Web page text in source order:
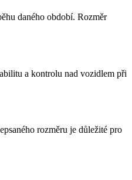
daného období. Rozměr
a kontrolu nad vozidlem při
rozměru je důležité pro